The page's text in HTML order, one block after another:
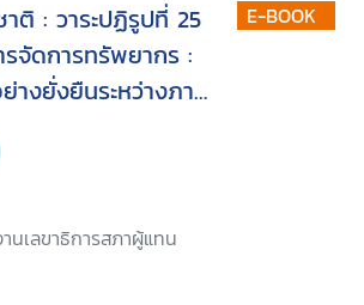
ติ : วาระปฏิรูปที่ 25
รจัดการทรัพยากร :
างยั่งยืนระหว่างภาค
ชุมชนด้วยแนวคิด
เลขาธิการสภาผู้แทน
E-BOOK